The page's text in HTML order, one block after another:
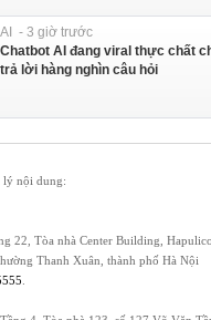
AI - 3 giờ trước
Chatbot AI đang viral thực chất
trả lời hàng nghìn câu hỏi
lý nội dung:
22, Tòa nhà Center Building,
Thanh Xuân, thành phố Hà Nội